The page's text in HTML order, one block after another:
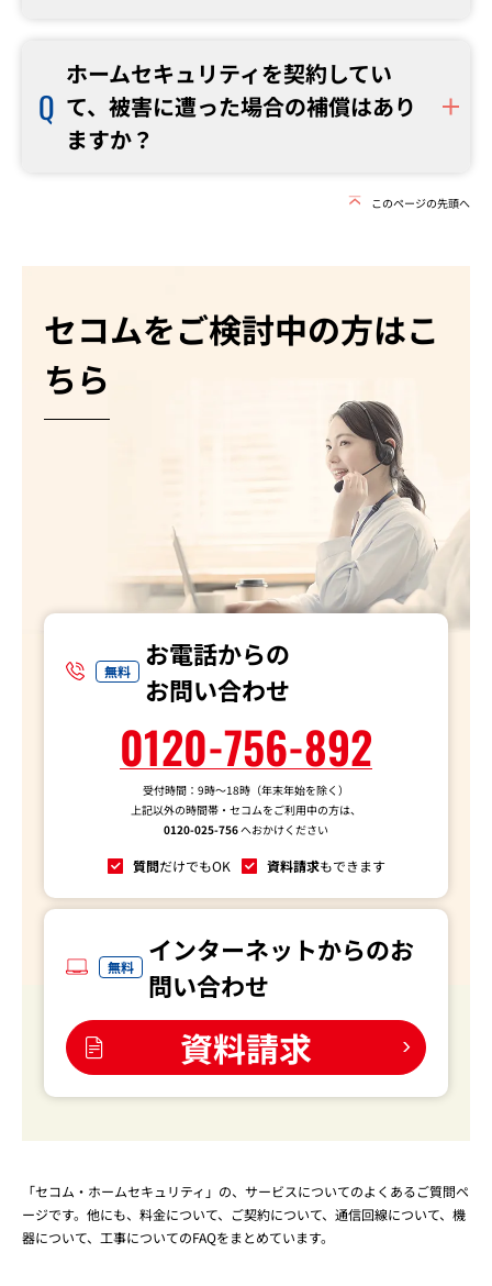
ホームセキュリティを契約してい
て、被害に遭った場合の補償はあり
ますか？
このページの先頭へ
セコムをご検討中の方はこ
ちら
無料
お電話からの
お問い合わせ
0120-756-892
質問だけでもOK 資料請求もできます
受付時間：9時～18時（年末年始を除く）
上記以外の時間帯・セコムをご利用中の方は、
0120-025-756へおかけください
無料
インターネットからのお
問い合わせ
資料請求
「セコム・ホームセキュリティ」の、サービスについてのよくあるご質問ペ
ージです。他にも、料金について、ご契約について、通信回線について、機
器について、工事についてのFAQをまとめています。